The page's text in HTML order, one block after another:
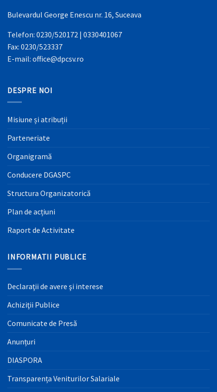
Bulevardul George Enescu nr. 16, Suceava
Telefon: 0230/520172 | 0330401067
Fax: 0230/523337
E-mail: office@dpcsv.ro
DESPRE NOI
Misiune și atribuții
Parteneriate
Organigramă
Conducere DGASPC
Structura Organizatorică
Plan de acțiuni
Raport de Activitate
INFORMATII PUBLICE
Declaraţii de avere şi interese
Achiziţii Publice
Comunicate de Presă
Anunțuri
DIASPORA
Transparența Veniturilor Salariale